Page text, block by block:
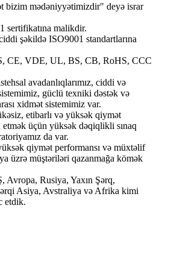
mədəniyyətimizdir" deyə israr
sertifikatına malikdir.
şəkildə ISO9001 standartlarına
CE, VDE, UL, BS, CB, RoHS, CCC
avadanlıqlarımız, ciddi və
güclü texniki dəstək və
xidmət sistemimiz var.
etibarlı və yüksək qiymət
etmək üçün yüksək dəqiqlikli sınaq
da var.
qiymət performansı və müxtəlif
üzrə müştəriləri qazanmağa kömək
Avropa, Rusiya, Yaxın Şərq,
Asiya, Avstraliya və Afrika kimi
etdik.